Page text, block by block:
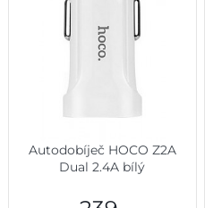
Autodobíječ HOCO Z2A
Dual 2.4A bílý